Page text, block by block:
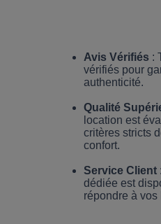
Avis Vérifiés :
vérifiés pour
authenticité.
Qualité
location est
critères stricts
confort.
Service Client
dédiée est
répondre à vos